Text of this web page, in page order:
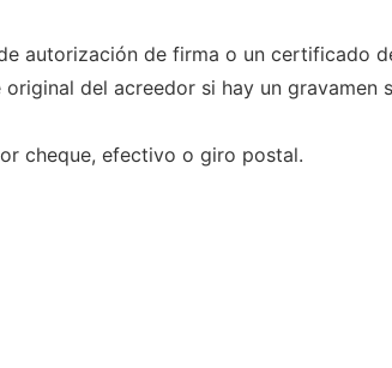
autorización de firma o un certificado
del acreedor si hay un gravamen
cheque, efectivo o giro postal.